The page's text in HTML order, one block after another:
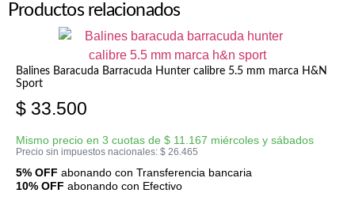
Productos relacionados
Balines Baracuda Barracuda Hunter calibre 5.5 mm marca H&N
Sport
$ 33.500
Mismo precio en 3 cuotas de $ 11.167 miércoles y sábados
Precio sin impuestos nacionales: $ 26.465
5% OFF abonando con Transferencia bancaria
10% OFF abonando con Efectivo